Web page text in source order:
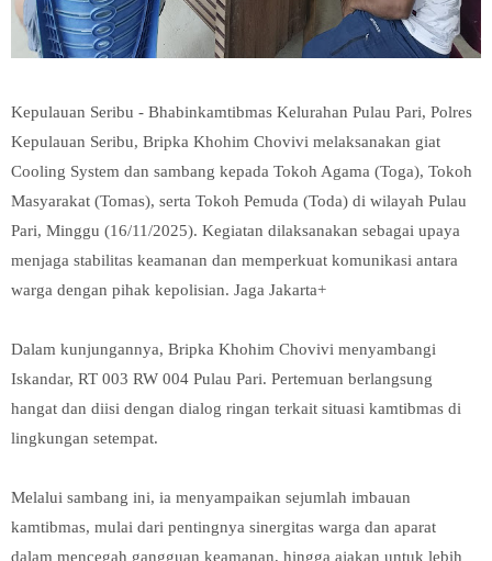
Kepulauan Seribu - Bhabinkamtibmas Kelurahan Pulau Pari, Polres
Kepulauan Seribu, Bripka Khohim Chovivi melaksanakan giat
Cooling System dan sambang kepada Tokoh Agama (Toga), Tokoh
Masyarakat (Tomas), serta Tokoh Pemuda (Toda) di wilayah Pulau
Pari, Minggu (16/11/2025). Kegiatan dilaksanakan sebagai upaya
menjaga stabilitas keamanan dan memperkuat komunikasi antara
warga dengan pihak kepolisian. Jaga Jakarta+
Dalam kunjungannya, Bripka Khohim Chovivi menyambangi
Iskandar, RT 003 RW 004 Pulau Pari. Pertemuan berlangsung
hangat dan diisi dengan dialog ringan terkait situasi kamtibmas di
lingkungan setempat.
Melalui sambang ini, ia menyampaikan sejumlah imbauan
kamtibmas, mulai dari pentingnya sinergitas warga dan aparat
dalam mencegah gangguan keamanan, hingga ajakan untuk lebih